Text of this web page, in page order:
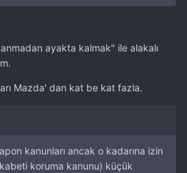
ayakta kalmak" ile alakalı
Mazda' dan kat be kat fazla.
kanunları ancak o kadarına izin
koruma kanunu) küçük